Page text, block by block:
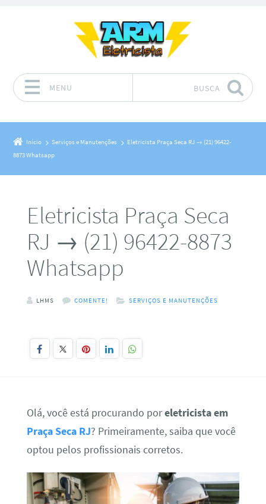
MENU BUSCA
Início Serviços e Manutenções
Eletricista Praça Seca RJ → (21) 96422-
8873 Whatsapp
Eletricista Praça Seca
RJ → (21) 96422-8873
Whatsapp
LHMS COMENTE! SERVIÇOS E MANUTENÇÕES
Olá, você está procurando poreletricista em
Praça Seca RJ? Primeiramente, saiba que você
optou pelos profissionais corretos.